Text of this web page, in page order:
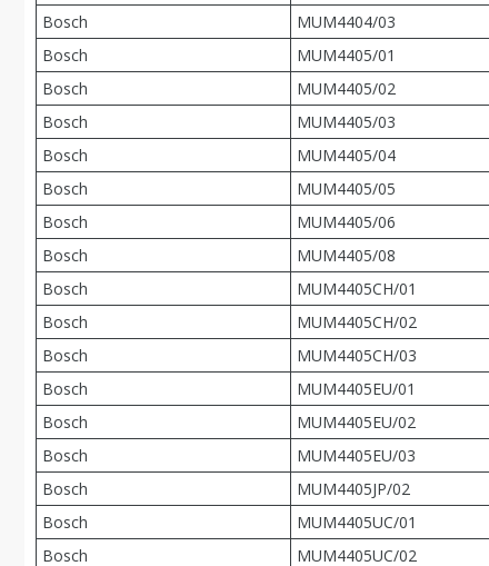
Bosch
MUM4404/03
Bosch
MUM4405/01
Bosch
MUM4405/02
Bosch
MUM4405/03
Bosch
MUM4405/04
Bosch
MUM4405/05
Bosch
MUM4405/06
Bosch
MUM4405/08
Bosch
MUM4405CH/01
Bosch
MUM4405CH/02
Bosch
MUM4405CH/03
Bosch
MUM4405EU/01
Bosch
MUM4405EU/02
Bosch
MUM4405EU/03
Bosch
MUM4405JP/02
Bosch
MUM4405UC/01
Bosch
MUM4405UC/02